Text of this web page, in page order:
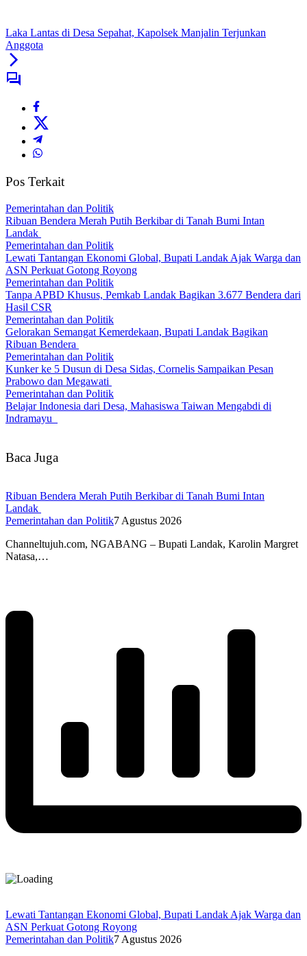
Laka Lantas di Desa Sepahat, Kapolsek Manjalin Terjunkan
Anggota
Pos Terkait
Pemerintahan dan Politik
Ribuan Bendera Merah Putih Berkibar di Tanah Bumi Intan
Landak
Pemerintahan dan Politik
Lewati Tantangan Ekonomi Global, Bupati Landak Ajak Warga dan
ASN Perkuat Gotong Royong
Pemerintahan dan Politik
Tanpa APBD Khusus, Pemkab Landak Bagikan 3.677 Bendera dari
Hasil CSR
Pemerintahan dan Politik
Gelorakan Semangat Kemerdekaan, Bupati Landak Bagikan
Ribuan Bendera
Pemerintahan dan Politik
Kunker ke 5 Dusun di Desa Sidas, Cornelis Sampaikan Pesan
Prabowo dan Megawati
Pemerintahan dan Politik
Belajar Indonesia dari Desa, Mahasiswa Taiwan Mengabdi di
Indramayu
Baca Juga
Ribuan Bendera Merah Putih Berkibar di Tanah Bumi Intan
Landak
Pemerintahan dan Politik7 Agustus 2026
Channeltujuh.com, NGABANG – Bupati Landak, Karolin Margret
Natasa,…
Lewati Tantangan Ekonomi Global, Bupati Landak Ajak Warga dan
ASN Perkuat Gotong Royong
Pemerintahan dan Politik7 Agustus 2026